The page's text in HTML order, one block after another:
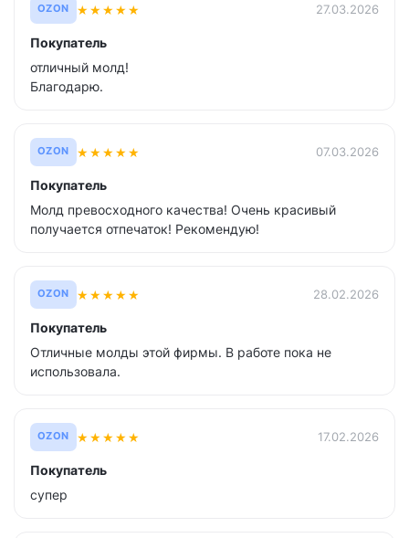
OZON ★★★★★ 27.03.2026
Покупатель
отличный молд!
Благодарю.
OZON ★★★★★ 07.03.2026
Покупатель
Молд превосходного качества! Очень красивый
получается отпечаток! Рекомендую!
OZON ★★★★★ 28.02.2026
Покупатель
Отличные молды этой фирмы. В работе пока не
использовала.
OZON ★★★★★ 17.02.2026
Покупатель
супер